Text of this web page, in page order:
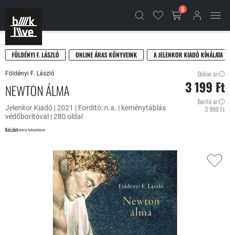
0
FÖLDÉNYI F. LÁSZLÓ ONLINE ÁRAS KÖNYVEINK A JELENKOR KIADÓ KÍNÁLATA
Földényi F. László
NEWTON ÁLMA
Jelenkor Kiadó | 2021 | Fordító: n.a. | keménytáblás
védőborítóval | 280 oldal
Készletnincs készleten
Online ár:
3 199 Ft
Borító ár:
3 999 Ft